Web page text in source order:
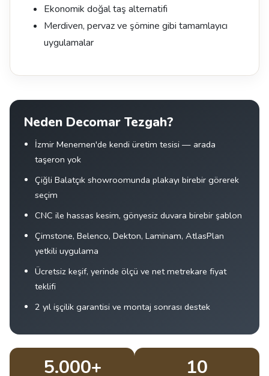
Ekonomik doğal taş alternatifi
Merdiven, pervaz ve şömine gibi tamamlayıcı
uygulamalar
Neden Decomar Tezgah?
İzmir Menemen'de kendi üretim tesisi — arada
taşeron yok
Çiğli Balatçık showroomunda plakayı birebir görerek
seçim
CNC ile hassas kesim, gönyesiz duvara birebir şablon
Çimstone, Belenco, Dekton, Laminam, AtlasPlan
yetkili uygulama
Ücretsiz keşif, yerinde ölçü ve net metrekare fiyat
teklifi
2 yıl işçilik garantisi ve montaj sonrası destek
5.000+ 10